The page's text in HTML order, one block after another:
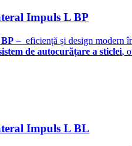
Impuls L BP
– eficiență și design modern
de autocurățare a sticlei,
Impuls L BL